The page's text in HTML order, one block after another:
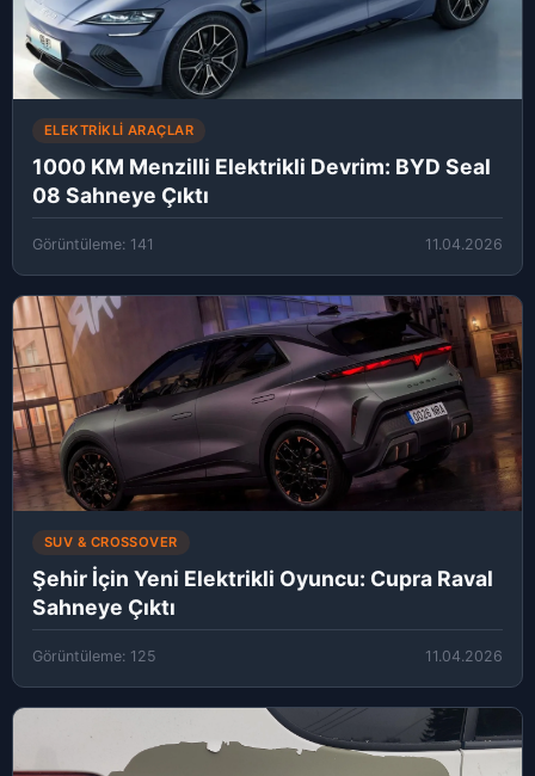
ELEKTRIKLI ARAÇLAR
1000 KM Menzilli Elektrikli Devrim: BYD Seal
08 Sahneye Çıktı
Görüntüleme: 141 11.04.2026
SUV & CROSSOVER
Şehir İçin Yeni Elektrikli Oyuncu: Cupra Raval
Sahneye Çıktı
Görüntüleme: 125 11.04.2026